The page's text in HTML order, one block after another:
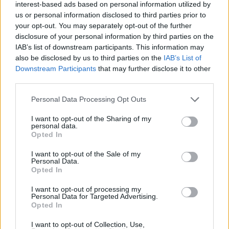
interest-based ads based on personal information utilized by
us or personal information disclosed to third parties prior to
your opt-out. You may separately opt-out of the further
disclosure of your personal information by third parties on the
IAB’s list of downstream participants. This information may
also be disclosed by us to third parties on the IAB’s List of
Downstream Participants that may further disclose it to other
Personal Data Processing Opt Outs
I want to opt-out of the Sharing of my
personal data.
Opted In
I want to opt-out of the Sale of my
Personal Data.
Opted In
I want to opt-out of processing my
Personal Data for Targeted Advertising.
Opted In
I want to opt-out of Collection, Use,
купили себе их за трилистники!
Aug 6, 2020
Svetlana
Active Author
Сколько нужно нафармить сундучков каждого вида?
для закрытия прогресса
Active Author
Сколько нужно нафармить сундучков каждого вида? для
закрытия прогресса
По 200 штук, каждого вида.